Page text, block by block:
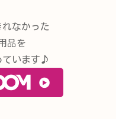
なかった
品を
ています♪